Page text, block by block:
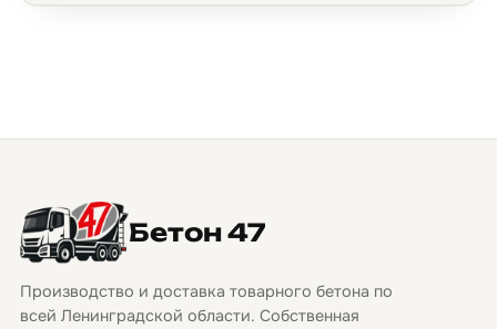
Бетон 47
Производство и доставка товарного бетона по
всей Ленинградской области. Собственная